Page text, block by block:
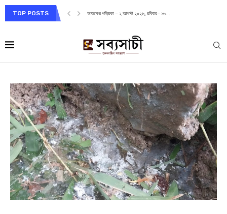
TOP POSTS আজকের পত্রিকা – ২ আগস্ট ২০২৬, রবিবার– ১৬...